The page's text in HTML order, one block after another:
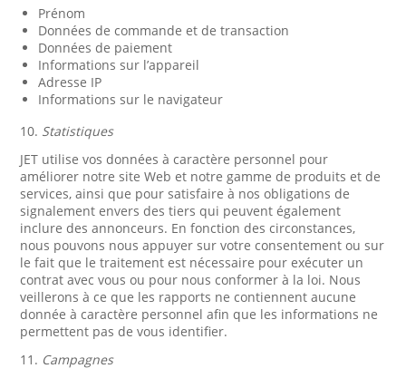
Prénom
Données de commande et de transaction
Données de paiement
Informations sur l’appareil
Adresse IP
Informations sur le navigateur
10. Statistiques
JET utilise vos données à caractère personnel pour
améliorer notre site Web et notre gamme de produits et de
services, ainsi que pour satisfaire à nos obligations de
signalement envers des tiers qui peuvent également
inclure des annonceurs. En fonction des circonstances,
nous pouvons nous appuyer sur votre consentement ou sur
le fait que le traitement est nécessaire pour exécuter un
contrat avec vous ou pour nous conformer à la loi. Nous
veillerons à ce que les rapports ne contiennent aucune
donnée à caractère personnel afin que les informations ne
permettent pas de vous identifier.
11. Campagnes